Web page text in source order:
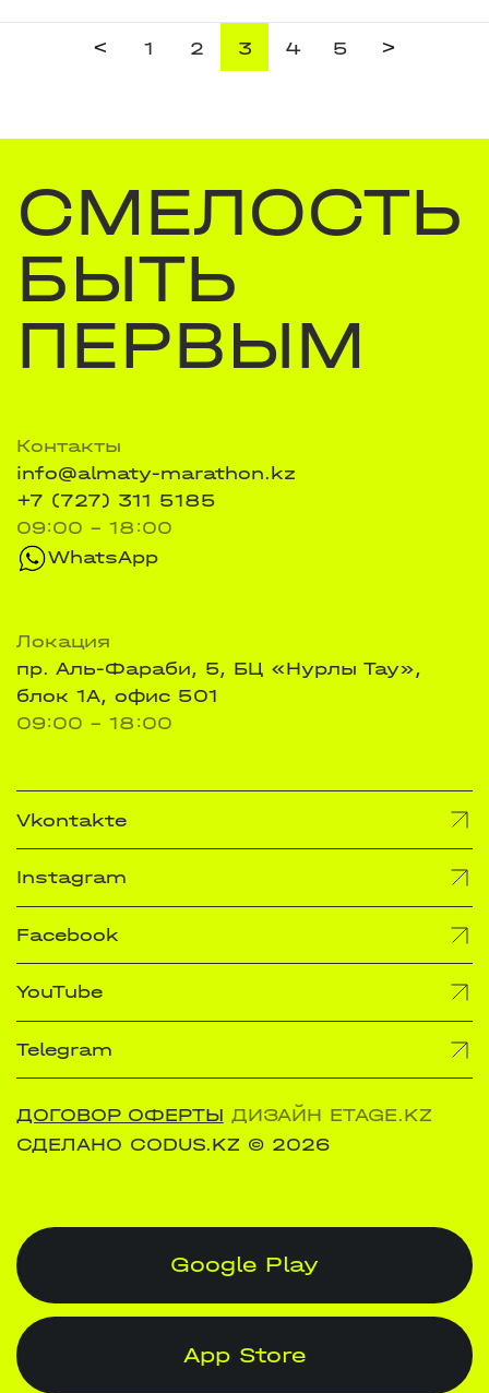
< 1 2 3 4 5 >
СМЕЛОСТЬ
БЫТЬ
ПЕРВЫМ
Контакты
info@almaty-marathon.kz
+7 (727) 311 5185
09:00 - 18:00
WhatsApp
Локация
пр. Аль-Фараби, 5, БЦ «Нурлы Тау»,
блок 1А, офис 501
09:00 - 18:00
Vkontakte
Instagram
Facebook
YouTube
Telegram
ДОГОВОР ОФЕРТЫ ДИЗАЙН ETAGE.KZ
СДЕЛАНО CODUS.KZ © 2026
Google Play
App Store